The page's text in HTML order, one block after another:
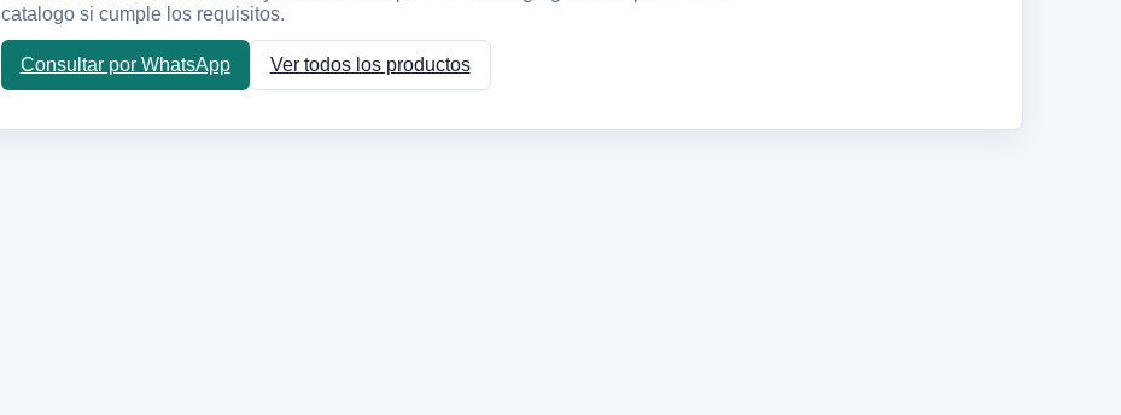
catalogo si cumple los requisitos.
Consultar por WhatsApp Ver todos los productos